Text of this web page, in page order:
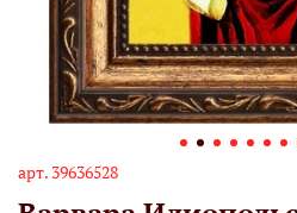
арт. 39636528